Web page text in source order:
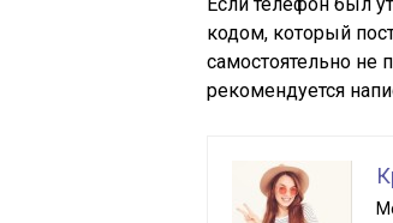
кодом, который
самостоятельно не
рекомендуется